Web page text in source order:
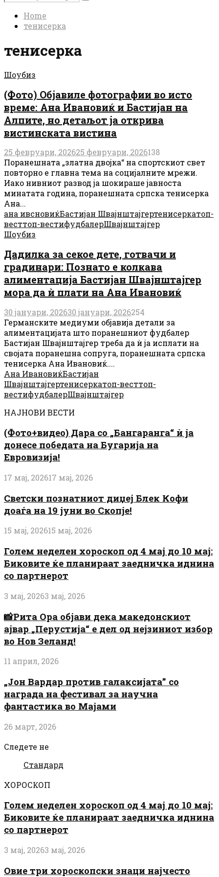
for:
Search
Home
тенисерка
тенисерка
Шоубиз
(Фото) Објавиле фотографии во исто
време: Ана Ивановиќ и Бастијан на
Алпите, но детаљот ја открива
вистинската вистина
25 февруари, 202625 февруари, 2026138
Поранешната „златна двојка“ на спортскиот свет
повторно е главна тема на социјалните мрежи.
Иако нивниот развод ја шокираше јавноста
минатата година, поранешната српска тенисерка
Ана...
ана ивсновиќБастијан Швајнштајгертенисеркатоп-
весттоп-вестифудбалерШвајнштајгер
Шоубиз
Дадилка за секое дете, готвачи и
градинари: Познато е колкава
алиментација Бастијан Швајнштајгер
мора да ѝ плати на Ана Ивановиќ
30 јануари, 202630 јануари, 2026254
Германските медиуми објавија детали за
алиментацијата што поранешниот фудбалер
Бастијан Швајнштајгер треба да ѝ ја исплати на
својата поранешна сопруга, поранешната српска
тенисерка Ана Ивановиќ....
Ана ИвановиќБастијан
Швајнштајгертенисеркатоп-весттоп-
вестифудбалерШвајнштајгер
НАЈНОВИ ВЕСТИ
(Фото+видео) Дара со „Бангаранга“ ѝ ја
донесе победата на Бугарија на
Евровизија!
17 мај, 202617 мај, 2026
Светски познатниот диџеј Блек Кофи
доаѓа на 19 јуни во Скопје!
15 мај, 202615 мај, 2026
Голем неделен хороскоп од 4 мај до 10 мај:
Биковите ќе планираат заедничка иднина
со партнерот
3 мај, 20263 мај, 2026
📸Рита Ора објави дека македонскиот
ајвар „Перустија“ е дел од нејзиниот избор
во Нов Зеланд!
11 април, 2026
„Јон Вардар против галаксијата” со
награда на фестивал за научна
фантастика во Мајами
26 март, 2026
Следете не
Стандард
ХОРОСКОП
Голем неделен хороскоп од 4 мај до 10 мај:
Биковите ќе планираат заедничка иднина
со партнерот
3 мај, 20263 мај, 2026
Овие три хороскопски знаци најчесто